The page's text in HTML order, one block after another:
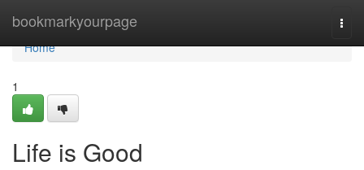
bookmarkyourpage
Home
Home
1
Life is Good